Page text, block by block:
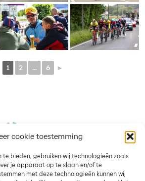
cookie toestemming
te bieden, gebruiken wij technologieën zoals
je apparaat op te slaan en/of te
met deze technologieën kunnen wij
1 2 ... 6 ►